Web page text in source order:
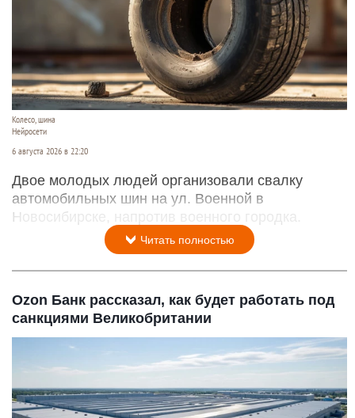
Колесо, шина
Нейросети
6 августа 2026 в 22:20
Двое молодых людей организовали свалку
автомобильных шин на ул. Военной в
Новосибирске, напротив военного городка.
Читать полностью
Ozon Банк рассказал, как будет работать под
санкциями Великобритании